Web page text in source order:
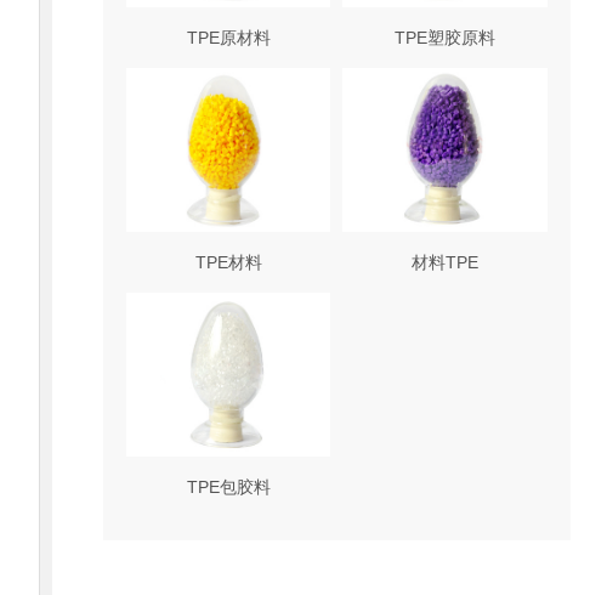
TPE原材料 TPE塑胶原料
TPE材料 材料TPE
TPE包胶料